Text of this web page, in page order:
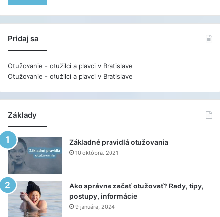
Pridaj sa
Otužovanie - otužilci a plavci v Bratislave
Otužovanie - otužilci a plavci v Bratislave
Základy
Základné pravidlá otužovania
10 októbra, 2021
Ako správne začať otužovať? Rady, tipy,
postupy, informácie
9 januára, 2024